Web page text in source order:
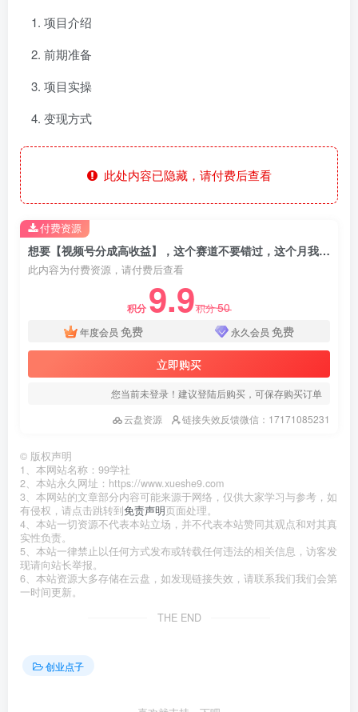
项目介绍
前期准备
项目实操
变现方式
此处内容已隐藏，请付费后查看
想要【视频号分成高收益】，这个赛道不要错过，这个月我的分成收益又3W+
此内容为付费资源，请付费后查看
积分 9.9积分50
年度会员 免费 永久会员 免费
立即购买
您当前未登录！建议登陆后购买，可保存购买订单
云盘资源
链接失效反馈微信：17171085231
付费资源
© 版权声明
1、本网站名称：99学社
2、本站永久网址：https://www.xueshe9.com
3、本网站的文章部分内容可能来源于网络，仅供大家学习与参考，如
有侵权，请点击跳转到免责声明页面处理。
4、本站一切资源不代表本站立场，并不代表本站赞同其观点和对其真
实性负责。
5、本站一律禁止以任何方式发布或转载任何违法的相关信息，访客发
现请向站长举报。
6、本站资源大多存储在云盘，如发现链接失效，请联系我们我们会第
一时间更新。
THE END
创业点子